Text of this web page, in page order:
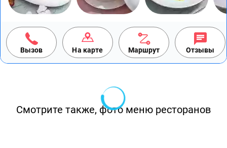
Вызов На карте Маршрут Отзывы
Смотрите также, фото меню ресторанов